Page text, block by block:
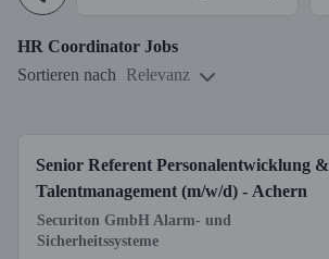
HR Coordinator Jobs
Sortieren nach Relevanz
Senior Referent Personalentwicklung &
Talentmanagement (m/w/d) - Achern
Securiton GmbH Alarm- und
Sicherheitssysteme